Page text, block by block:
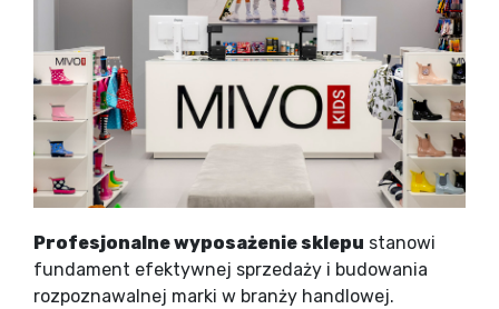
Profesjonalne wyposażenie sklepu stanowi
fundament efektywnej sprzedaży i budowania
rozpoznawalnej marki w branży handlowej.